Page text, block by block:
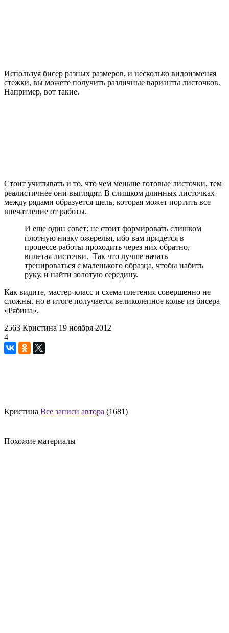
Используя бисер разных размеров, и несколько видоизменяя
стежки, вы можете получить различные варианты листочков.
Например, вот такие.
Стоит учитывать и то, что чем меньше готовые листочки, тем
реалистичнее они выглядят. В слишком длинных листочках
между рядами образуется щель, которая может портить все
впечатление от работы.
И еще один совет: не стоит формировать слишком
плотную низку ожерелья, ибо вам придется в
процессе работы проходить через них обратно,
вплетая листочки. Так что лучше начать
тренироваться с маленького образца, чтобы набить
руку, и найти золотую середину.
Как видите, мастер-класс и схема плетения совершенно не
сложны. но в итоге получается великолепное колье из бисера
«Рябина».
2563 Кристина 19 ноября 2012
4
Кристина Все записи автора (1681)
Похожие материалы